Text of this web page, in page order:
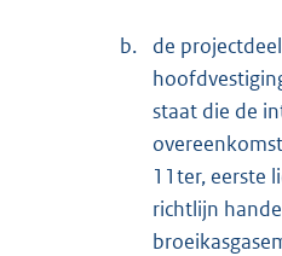
b.
de
staat die de
11ter, eerste
richtlijn